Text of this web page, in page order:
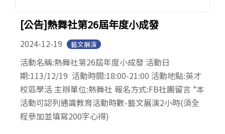
[公告]熱舞社第26屆年度小成發
2024-12-19 藝文展演
活動名稱:熱舞社第26屆年度小成發 活動日
期:113/12/19 活動時間:18:00-21:00 活動地點:英才
校區學活 主辦單位:熱舞社 報名方式:FB社團留言 *本
活動可認列通識教育活動時數-藝文展演2小時(須全
程參加並填寫200字心得)